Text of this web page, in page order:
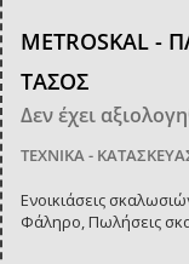
METROSKAL
ΤΑΣΟΣ
Δεν έχει
ΤΕΧΝΙΚΑ -
Ενοικιάσεις
Φάληρο, Πωλήσεις